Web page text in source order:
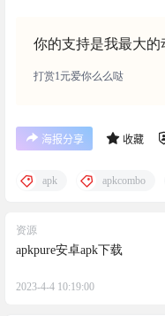
你的支持是我最大的
打赏1元爱你么么哒
海报分享 收藏
apk apkcombo
资源
apkpure安卓apk下载
2023-4-4 10:19:00